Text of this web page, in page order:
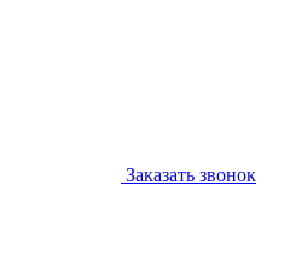
Заказать звонок